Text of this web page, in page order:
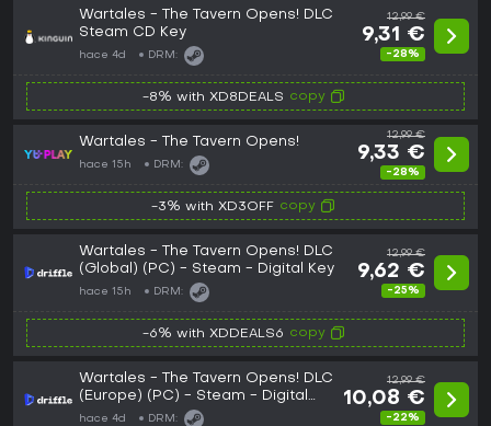
Wartales - The Tavern Opens! DLC
Steam CD Key
hace 4d DRM:
12,99 €
9,31 €
-28%
-8% with XD8DEALS copy
Wartales - The Tavern Opens!
hace 15h DRM:
12,99 €
9,33 €
-28%
-3% with XD3OFF copy
Wartales - The Tavern Opens! DLC
(Global) (PC) - Steam - Digital Key
hace 15h DRM:
12,99 €
9,62 €
-25%
-6% with XDDEALS6 copy
Wartales - The Tavern Opens! DLC
(Europe) (PC) - Steam - Digital
Key
hace 4d DRM:
12,99 €
10,08 €
-22%